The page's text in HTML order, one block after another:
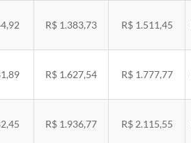
R$ 1.383,73 R$ 1.511,45
R$ 1.627,54 R$ 1.777,77
R$ 1.936,77 R$ 2.115,55